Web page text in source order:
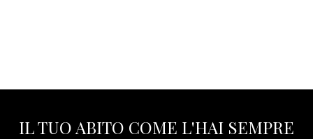
IL TUO ABITO COME L'HAI SEMPRE